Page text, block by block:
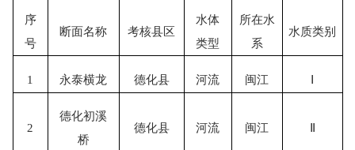
序
号
断面名称 考核县区
水体
类型
所在水
系
水质类别
1 永泰横龙 德化县 河流 闽江 Ⅰ
2
德化初溪
桥
德化县 河流 闽江 Ⅱ